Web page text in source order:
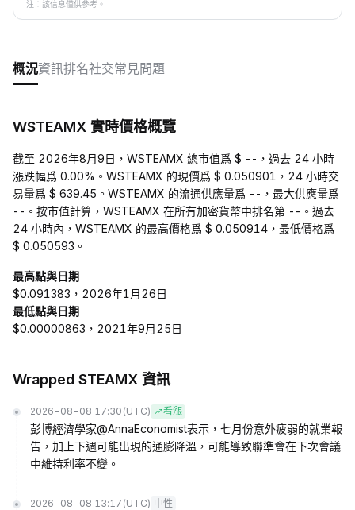
注：該信息僅供參考。
概況資訊排名社交常見問題
WSTEAMX 實時價格概覽
截至 2026年8月9日，WSTEAMX 總市值爲 $ --，過去 24 小時
漲跌幅爲 0.00%。WSTEAMX 的現價爲 $ 0.050901，24 小時交
易量爲 $ 639.45。WSTEAMX 的流通供應量爲 --，最大供應量爲
--。按市值計算，WSTEAMX 在所有加密貨幣中排名第 --。過去
24 小時內，WSTEAMX 的最高價格爲 $ 0.050914，最低價格爲
$ 0.050593。
最高點與日期
$0.091383，2026年1月26日
最低點與日期
$0.00000863，2021年9月25日
Wrapped STEAMX 資訊
2026-08-08 17:30 (UTC) 看漲
彭博經濟學家@AnnaEconomist表示，七月份意外疲弱的就業報
告，加上下週可能出現的通膨降溫，可能導致聯準會在下次會議
中維持利率不變。
2026-08-08 13:17 (UTC) 中性